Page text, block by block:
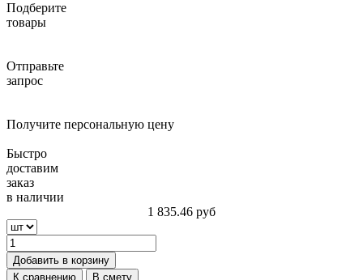
Подберите
товары
Отправьте
запрос
Получите персональную цену
Быстро
доставим
заказ
в наличии
1 835.46 руб
Добавить в корзину
К сравнению
В смету